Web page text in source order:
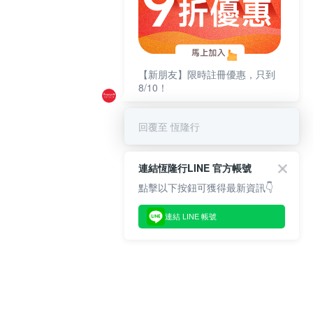
【新朋友】限時註冊優惠，只到
8/10！
回覆至 恆隆行
連結恆隆行LINE 官方帳號
點擊以下按鈕可獲得最新資訊👇
連結 LINE 帳號